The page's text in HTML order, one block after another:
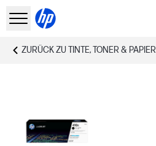
ZURÜCK ZU TINTE, TONER & PAPIER